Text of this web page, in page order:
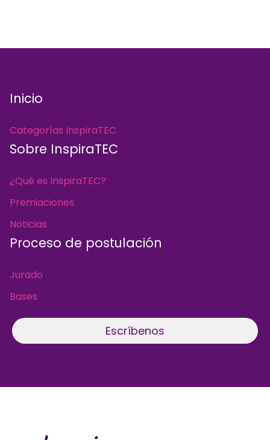
Inicio
Categorías InspiraTEC
Sobre InspiraTEC
¿Qué es InspiraTEC?
Premiaciones
Noticias
Proceso de postulación
Jurado
Bases
Escríbenos